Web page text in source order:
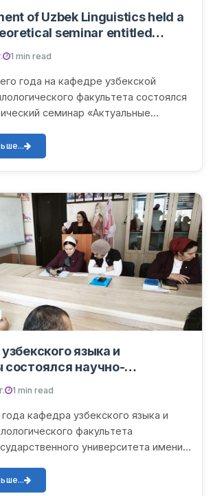
of Uzbek Linguistics held a
seminar entitled
of Uzbek Linguistics" and
seminar entitled
the Efficiency of Teaching
1 min read
года на кафедре узбекской
факультета состоялся
семинар «Актуальные
семинар...
языка и
состоялся научно-
семинар на тему
проблемы
1 min read
кафедра узбекского языка и
факультета
университета имени
«Ак...